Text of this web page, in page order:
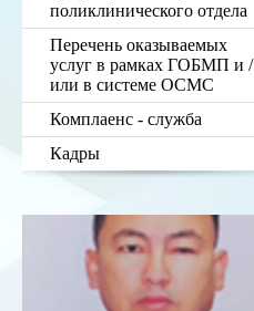
поликлинического отдела
Перечень оказываемых
услуг в рамках ГОБМП и /
или в системе ОСМС
Комплаенс - служба
Кадры